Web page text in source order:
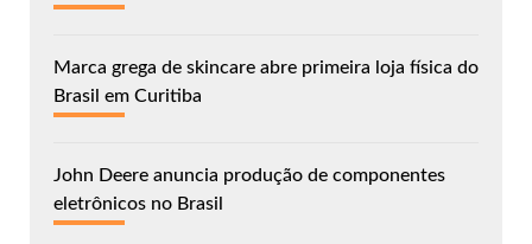
Marca grega de skincare abre primeira loja física do
Brasil em Curitiba
John Deere anuncia produção de componentes
eletrônicos no Brasil